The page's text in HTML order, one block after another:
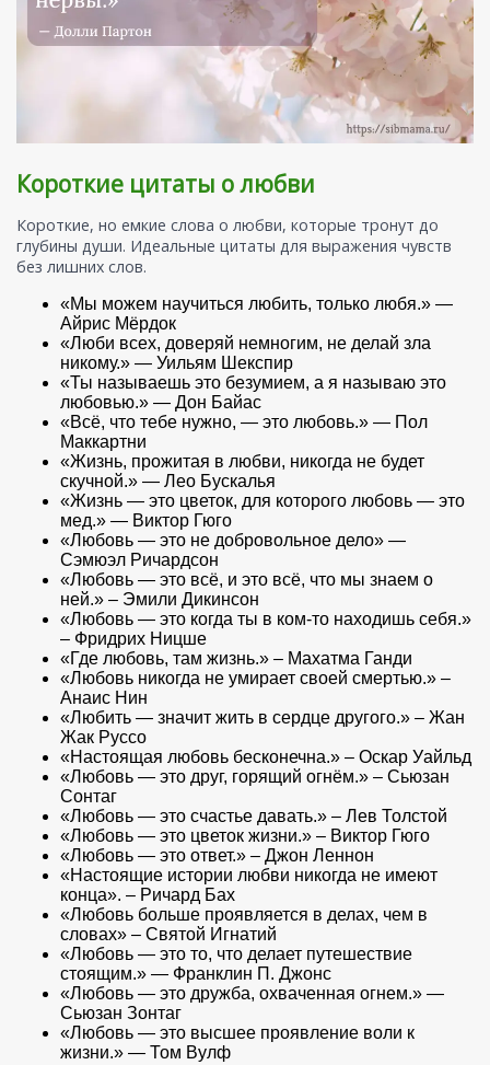
Короткие цитаты о любви
Короткие, но емкие слова о любви, которые тронут до
глубины души. Идеальные цитаты для выражения чувств
без лишних слов.
«Мы можем научиться любить, только любя.» —
Айрис Мёрдок
«Люби всех, доверяй немногим, не делай зла
никому.» — Уильям Шекспир
«Ты называешь это безумием, а я называю это
любовью.» — Дон Байас
«Всё, что тебе нужно, — это любовь.» — Пол
Маккартни
«Жизнь, прожитая в любви, никогда не будет
скучной.» — Лео Бускалья
«Жизнь — это цветок, для которого любовь — это
мед.» — Виктор Гюго
«Любовь — это не добровольное дело» —
Сэмюэл Ричардсон
«Любовь — это всё, и это всё, что мы знаем о
ней.» – Эмили Дикинсон
«Любовь — это когда ты в ком-то находишь себя.»
– Фридрих Ницше
«Где любовь, там жизнь.» – Махатма Ганди
«Любовь никогда не умирает своей смертью.» –
Анаис Нин
«Любить — значит жить в сердце другого.» – Жан
Жак Руссо
«Настоящая любовь бесконечна.» – Оскар Уайльд
«Любовь — это друг, горящий огнём.» – Сьюзан
Сонтаг
«Любовь — это счастье давать.» – Лев Толстой
«Любовь — это цветок жизни.» – Виктор Гюго
«Любовь — это ответ.» – Джон Леннон
«Настоящие истории любви никогда не имеют
конца». – Ричард Бах
«Любовь больше проявляется в делах, чем в
словах» – Святой Игнатий
«Любовь — это то, что делает путешествие
стоящим.» — Франклин П. Джонс
«Любовь — это дружба, охваченная огнем.» —
Сьюзан Зонтаг
«Любовь — это высшее проявление воли к
жизни.» — Том Вулф